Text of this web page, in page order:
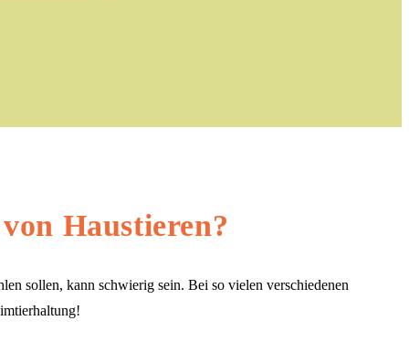
Haustieren?
sollen, kann schwierig sein. Bei so vielen verschiedenen